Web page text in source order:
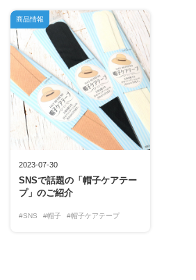
2023-07-30
SNSで話題の「帽子ケアテー
プ」のご紹介
#SNS #帽子 #帽子ケアテープ
商品情報